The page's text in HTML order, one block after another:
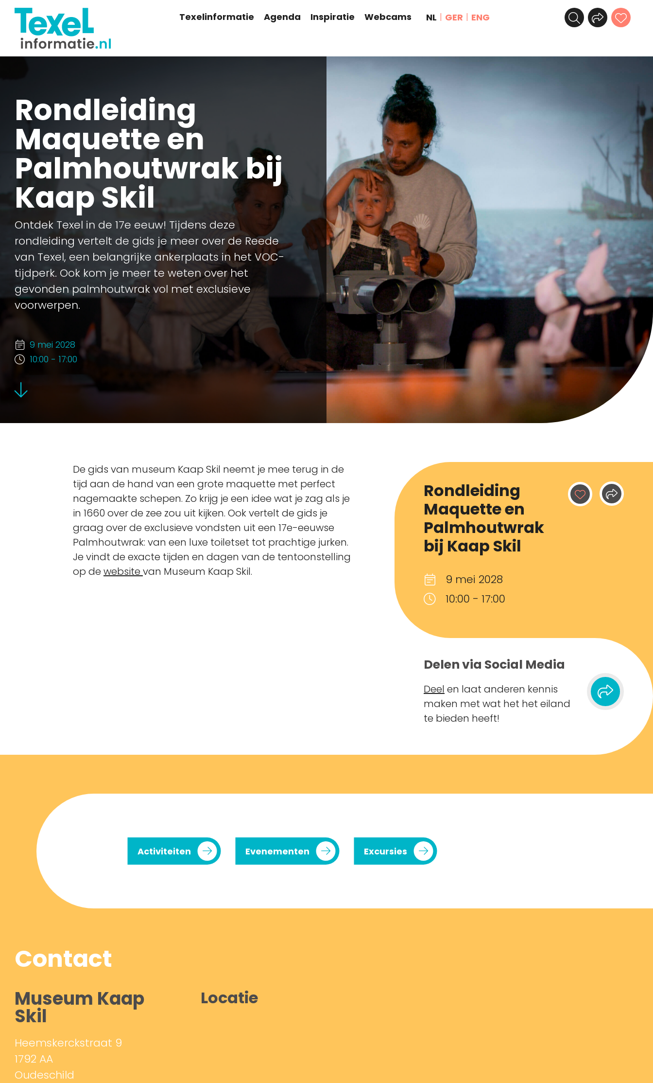
Texelinformatie Agenda Inspiratie Webcams NL GER ENG
Rondleiding
Maquette en
Palmhoutwrak bij
Kaap Skil
Ontdek Texel in de 17e eeuw! Tijdens deze
rondleiding vertelt de gids je meer over de Reede
van Texel, een belangrijke ankerplaats in het VOC-
tijdperk. Ook kom je meer te weten over het
gevonden palmhoutwrak vol met exclusieve
voorwerpen.
9 mei 2028
10:00 - 17:00
Rondleiding
Maquette en
Palmhoutwrak
bij Kaap Skil
9 mei 2028
10:00 - 17:00
Delen via Social Media
Deel en laat anderen kennis
maken met wat het het eiland
te bieden heeft!
De gids van museum Kaap Skil neemt je mee terug in de
tijd aan de hand van een grote maquette met perfect
nagemaakte schepen. Zo krijg je een idee wat je zag als je
in 1660 over de zee zou uit kijken. Ook vertelt de gids je
graag over de exclusieve vondsten uit een 17e-eeuwse
Palmhoutwrak: van een luxe toiletset tot prachtige jurken.
Je vindt de exacte tijden en dagen van de tentoonstelling
op de website van Museum Kaap Skil.
Activiteiten Evenementen Excursies
Contact
Museum Kaap
Skil
Heemskerckstraat 9
1792 AA
Oudeschild
Locatie